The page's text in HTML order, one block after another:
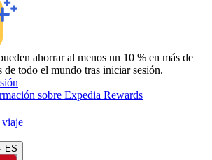
ahorrar al menos un 10 % en más de
de todo el mundo tras iniciar sesión.
sobre Expedia Rewards
viaje
ES